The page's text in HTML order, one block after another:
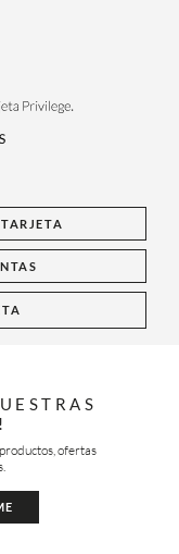
ofertas